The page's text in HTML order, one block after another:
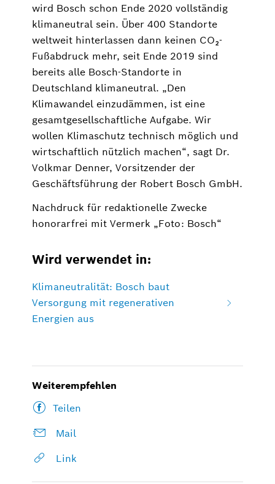
wird Bosch schon Ende 2020 vollständig
klimaneutral sein. Über 400 Standorte
weltweit hinterlassen dann keinen CO₂-
Fußabdruck mehr, seit Ende 2019 sind
bereits alle Bosch-Standorte in
Deutschland klimaneutral. „Den
Klimawandel einzudämmen, ist eine
gesamtgesellschaftliche Aufgabe. Wir
wollen Klimaschutz technisch möglich und
wirtschaftlich nützlich machen“, sagt Dr.
Volkmar Denner, Vorsitzender der
Geschäftsführung der Robert Bosch GmbH.
Nachdruck für redaktionelle Zwecke
honorarfrei mit Vermerk „Foto: Bosch“
Wird verwendet in:
Klimaneutralität: Bosch baut
Versorgung mit regenerativen
Energien aus
Weiterempfehlen
Teilen
Mail
Link